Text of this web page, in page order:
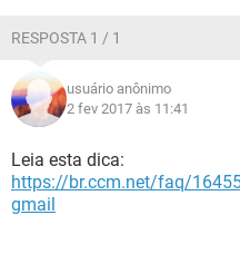
RESPOSTA 1 / 1
usuário anônimo
2 fev 2017 às 11:41
Leia esta dica:
https://br.ccm.net/faq/
gmail